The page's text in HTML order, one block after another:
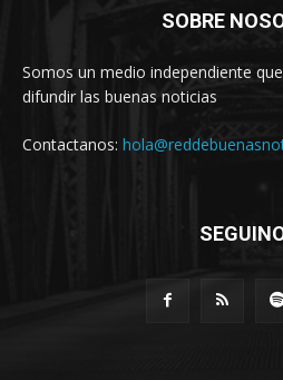
SOBRE
Somos un medio independiente
difundir las buenas noticias
Contactanos: